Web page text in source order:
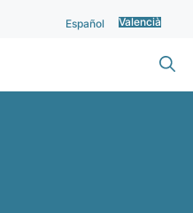
Español Valencià